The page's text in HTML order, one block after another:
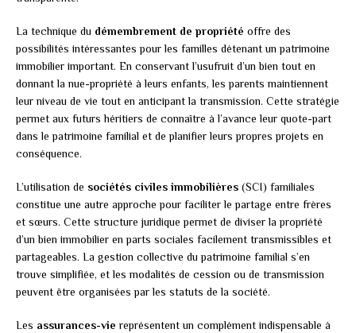
La technique du démembrement de propriété offre des
possibilités intéressantes pour les familles détenant un patrimoine
immobilier important. En conservant l’usufruit d’un bien tout en
donnant la nue-propriété à leurs enfants, les parents maintiennent
leur niveau de vie tout en anticipant la transmission. Cette stratégie
permet aux futurs héritiers de connaître à l’avance leur quote-part
dans le patrimoine familial et de planifier leurs propres projets en
conséquence.
L’utilisation de sociétés civiles immobilières (SCI) familiales
constitue une autre approche pour faciliter le partage entre frères
et sœurs. Cette structure juridique permet de diviser la propriété
d’un bien immobilier en parts sociales facilement transmissibles et
partageables. La gestion collective du patrimoine familial s’en
trouve simplifiée, et les modalités de cession ou de transmission
peuvent être organisées par les statuts de la société.
Les assurances-vie représentent un complément indispensable à